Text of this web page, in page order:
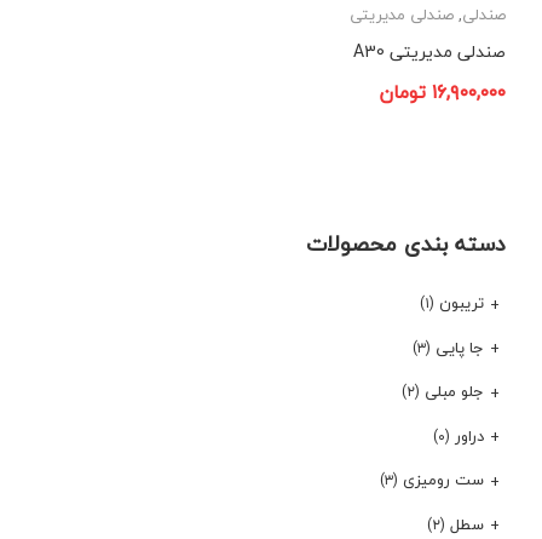
صندلی,صندلی مدیریتی
صندلی مدیریتی A30
۱۶,۹۰۰,۰۰۰تومان
دسته بندی محصولات
تریبون (۱)
جا پایی (۳)
جلو مبلی (۲)
دراور (۰)
ست رومیزی (۳)
سطل (۲)